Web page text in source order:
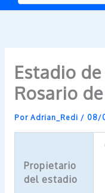
Estadio
Rosario
Por Adrian_Redi / 08/
Propietario
del estadio